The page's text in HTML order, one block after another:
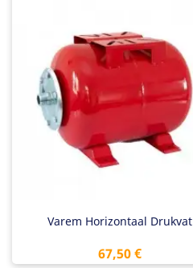
Varem Horizontaal Drukvat
Preis
67,50 €